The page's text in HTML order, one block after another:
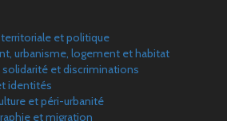
et politique
urbanisme, logement et habitat
solidarité et discriminations
identités
et péri-urbanité
et migration